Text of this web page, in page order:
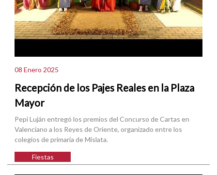
08 Enero 2025
Recepción de los Pajes Reales en la Plaza
Mayor
Pepi Luján entregó los premios del Concurso de Cartas en
Valenciano a los Reyes de Oriente, organizado entre los
colegios de primaria de Mislata.
Fiestas